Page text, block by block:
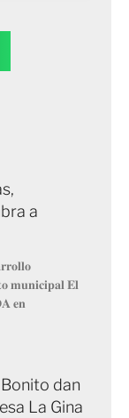
a
𝐦𝐮𝐧𝐢𝐜𝐢𝐩𝐚𝐥 𝐄𝐥
𝐞𝐧
dan
La Gina